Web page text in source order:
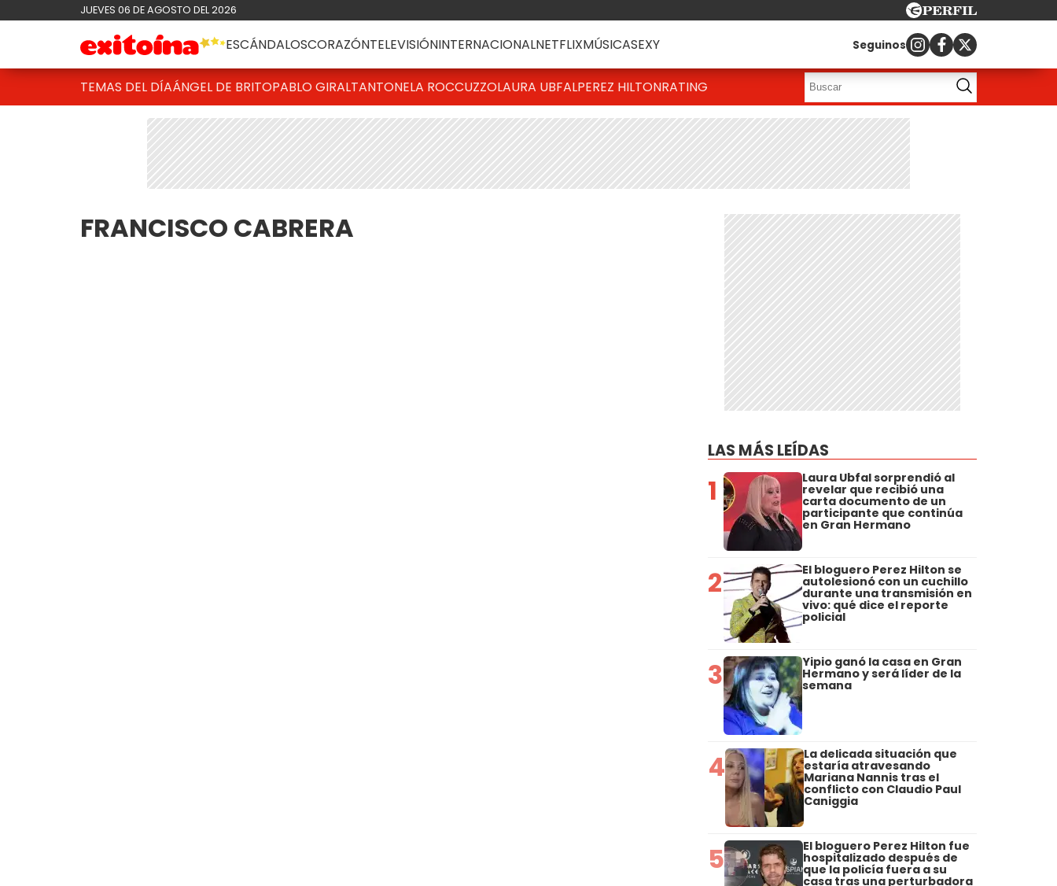
JUEVES 06 DE AGOSTO DEL 2026
ESCÁNDALOSCORAZÓNTELEVISIÓNINTERNACIONALNETFLIXMÚSICASEXY Seguinos
TEMAS DEL DÍAÁNGEL DE BRITOPABLO GIRALTANTONELA ROCCUZZOLAURA UBFALPEREZ HILTONRATING
FRANCISCO CABRERA
LAS MÁS LEÍDAS
1 Laura Ubfal sorprendió al
revelar que recibió una
carta documento de un
participante que continúa
en Gran Hermano
2 El bloguero Perez Hilton se
autolesionó con un cuchillo
durante una transmisión en
vivo: qué dice el reporte
policial
3 Yipio ganó la casa en Gran
Hermano y será líder de la
semana
4 La delicada situación que
estaría atravesando
Mariana Nannis tras el
conflicto con Claudio Paul
Caniggia
5 El bloguero Perez Hilton fue
hospitalizado después de
que la policía fuera a su
casa tras una perturbadora